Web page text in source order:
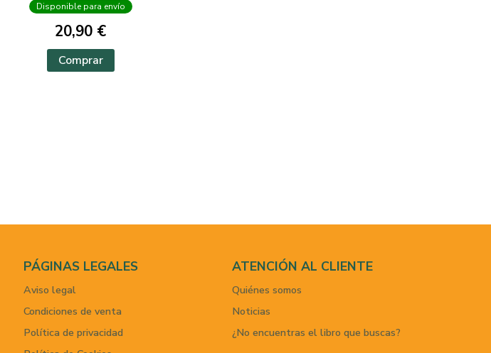
Disponible para envío
20,90 €
Comprar
PÁGINAS LEGALES
Aviso legal
Condiciones de venta
Política de privacidad
ATENCIÓN AL CLIENTE
Quiénes somos
Noticias
¿No encuentras el libro que buscas?